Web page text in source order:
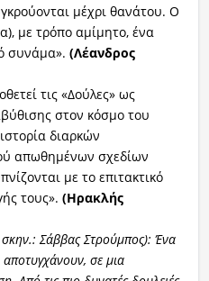
μέχρι θανάτου. Ο
με τρόπο αμίμητο, ένα
συνάμα». (Λέανδρος
τις «Δούλες» ως
στον κόσμο του
διαρκών
απωθημένων σχεδίων
με το επιτακτικό
τους». (Ηρακλής
Σάββας Στρούμπος): Ένα
σε μια